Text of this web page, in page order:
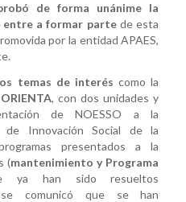
de forma unánime la
entre a formar partede esta
por la entidad APAES,
temas de interés como la
, con dos unidades y
de NOESSO a la
de Innovación Social de la
presentados a la
(mantenimiento y Programa
ya han sido resueltos
se comunicó que se han